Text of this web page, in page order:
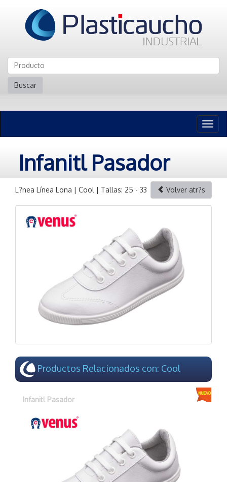
Buscar
n
Infanitl Pasador
L?nea Línea Lona | Cool | Tallas: 25 - 33 Volver atr?s
Productos Relacionados con: Cool
Infanitl Pasador